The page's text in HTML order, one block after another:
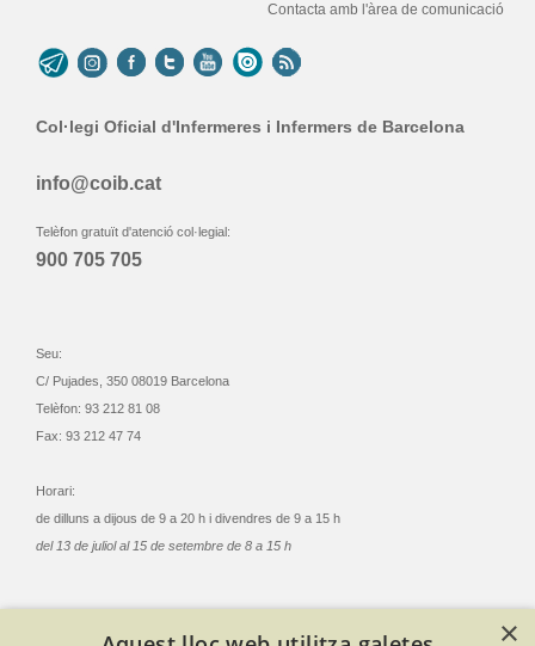
Contacta amb l'àrea de comunicació
Col·legi Oficial d'Infermeres i Infermers de Barcelona
info@coib.cat
Telèfon gratuït d'atenció col·legial:
900 705 705
Seu:
C/ Pujades, 350 08019 Barcelona
Telèfon: 93 212 81 08
Fax: 93 212 47 74
Horari:
de dilluns a dijous de 9 a 20 h i divendres de 9 a 15 h
del 13 de juliol al 15 de setembre de 8 a 15 h
×